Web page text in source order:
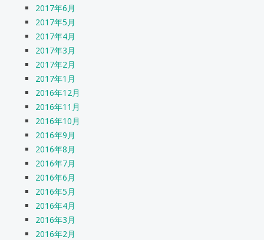
2017年6月
2017年5月
2017年4月
2017年3月
2017年2月
2017年1月
2016年12月
2016年11月
2016年10月
2016年9月
2016年8月
2016年7月
2016年6月
2016年5月
2016年4月
2016年3月
2016年2月